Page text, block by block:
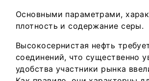
Основными параметрами,
плотность и содержание серы.
Высокосернистая нефть
соединений, что существенно
удобства участники рынка